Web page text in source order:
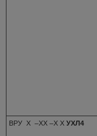
ВРУ Х –ХХ –Х Х УХЛ4